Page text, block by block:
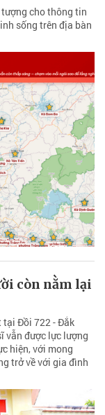
cho thông tin
sống trên địa bàn
còn nằm lại
tại Đồi 722 - Đắk
vẫn được lực lượng
hiện, với mong
trở về với gia đình